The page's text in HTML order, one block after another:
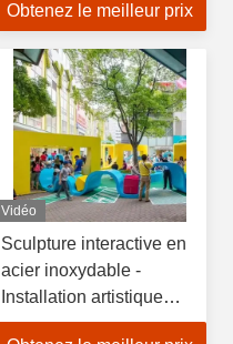
publicitaires en fibre de
Obtenez le meilleur prix
Vidéo
Sculpture interactive en
acier inoxydable -
Installation artistique
personnalisée pour les